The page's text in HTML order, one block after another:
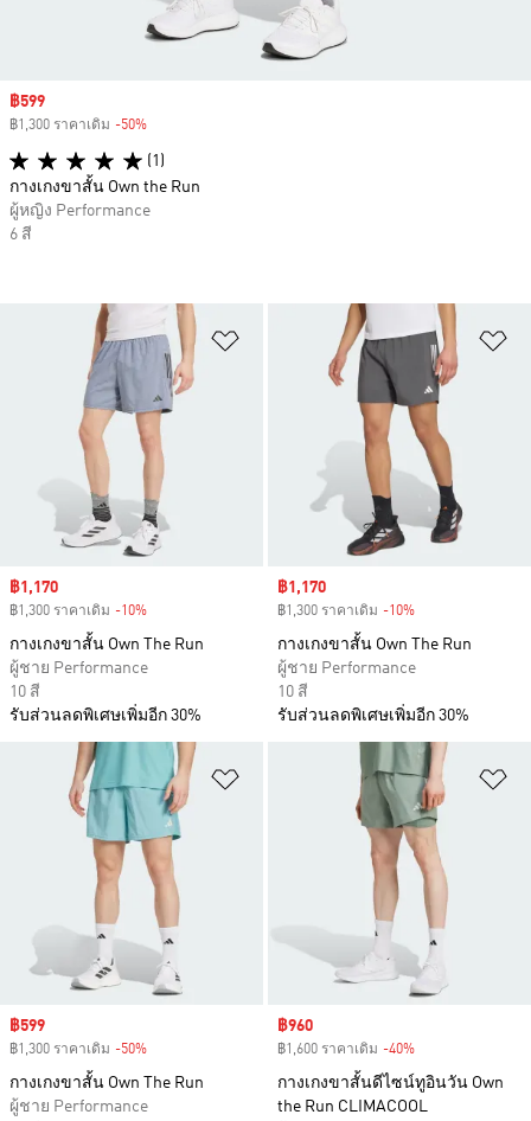
เพิ่มไปยังรายการสินค้าโปรด
Sale price
฿1,170
฿1,300 ราคาเดิม -10%
กางเกงขาสั้น Own The Run
ผู้ชาย Performance
10 สี
รับส่วนลดพิเศษเพิ่มอีก 30%
Sale price
฿1,170
฿1,300 ราคาเดิม -10%
กางเกงขาสั้น Own The Run
ผู้ชาย Performance
10 สี
รับส่วนลดพิเศษเพิ่มอีก 30%
เพิ่มไปยังรายการสินค้าโปรด
Sale price
฿599
฿1,300 ราคาเดิม -50%
กางเกงขาสั้น Own The Run
ผู้ชาย Performance
Sale price
฿960
฿1,600 ราคาเดิม -40%
กางเกงขาสั้นดีไซน์ทูอินวัน Own
the Run CLIMACOOL
Sale price
฿599
฿1,300 ราคาเดิม -50%
(1)
กางเกงขาสั้น Own the Run
ผู้หญิง Performance
6 สี